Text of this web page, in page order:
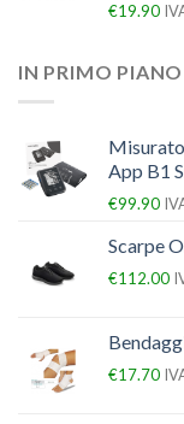
€19.90
IN PRIMO PIANO
App B1
€99.90
Scarpe
€112.00
€17.70